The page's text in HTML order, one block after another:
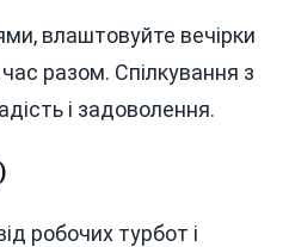
влаштовуйте вечірки
разом. Спілкування з
і задоволення.
робочих турбот і